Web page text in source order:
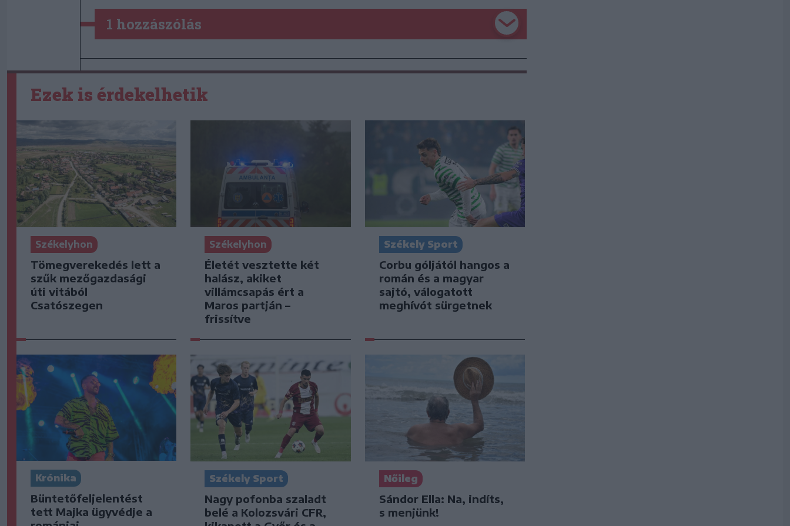
1 hozzászólás
Ezek is érdekelhetik
Székelyhon
Tömegverekedés lett a
szűk mezőgazdasági
úti vitából
Csatószegen
Székelyhon
Életét vesztette két
halász, akiket
villámcsapás ért a
Maros partján –
frissítve
Székely Sport
Corbu góljától hangos a
román és a magyar
sajtó, válogatott
meghívót sürgetnek
Krónika
Büntetőfeljelentést
tett Majka ügyvédje a
Székely Sport
Nagy pofonba szaladt
belé a Kolozsvári CFR,
Nőileg
Sándor Ella: Na, indíts,
s menjünk!